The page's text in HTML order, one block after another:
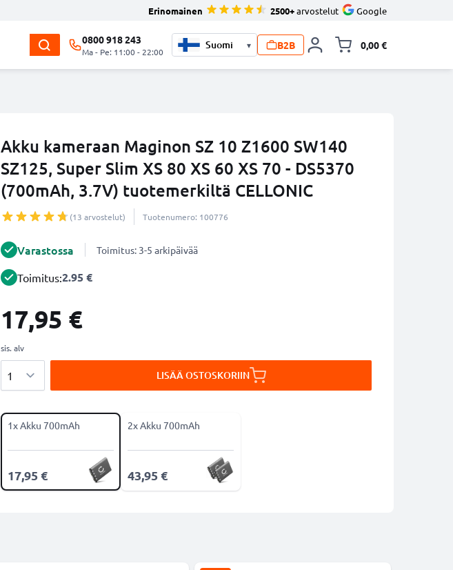
Erinomainen 2500+arvostelut Google
0800 918 243
Ma - Pe: 11:00 - 22:00
▾ B2B 0,00 €
Akku kameraan Maginon SZ 10 Z1600 SW140
SZ125, Super Slim XS 80 XS 60 XS 70 - DS5370
(700mAh, 3.7V) tuotemerkiltä CELLONIC
(13 arvostelut) Tuotenumero: 100776
Varastossa Toimitus: 3-5 arkipäivää
Toimitus:2.95 €
17,95 €
sis. alv
LISÄÄ OSTOSKORIIN
1x Akku 700mAh
17,95 €
2x Akku 700mAh
43,95 €